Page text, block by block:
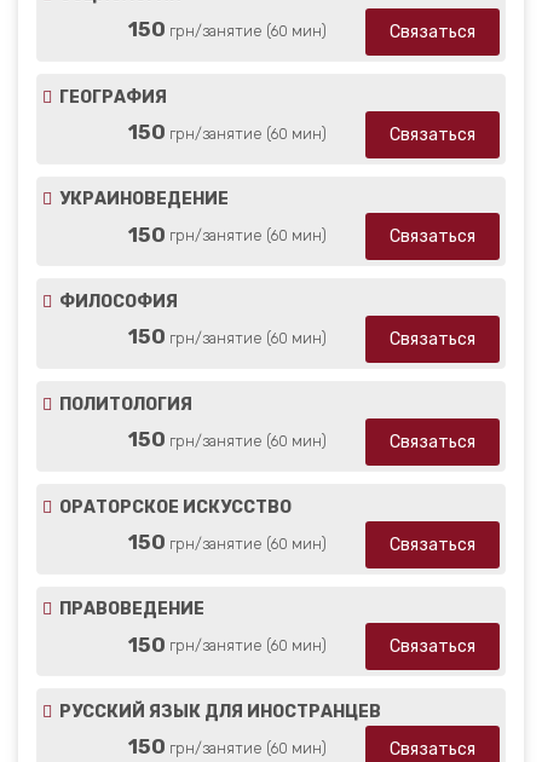
Репетитор русского языка для иностранцев Валерия А
150 грн/занятие (60 мин) Связаться
ГЕОГРАФИЯ
150 грн/занятие (60 мин) Связаться
УКРАИНОВЕДЕНИЕ
150 грн/занятие (60 мин) Связаться
ФИЛОСОФИЯ
150 грн/занятие (60 мин) Связаться
ПОЛИТОЛОГИЯ
150 грн/занятие (60 мин) Связаться
ОРАТОРСКОЕ ИСКУССТВО
150 грн/занятие (60 мин) Связаться
ПРАВОВЕДЕНИЕ
150 грн/занятие (60 мин) Связаться
РУССКИЙ ЯЗЫК ДЛЯ ИНОСТРАНЦЕВ
150 грн/занятие (60 мин) Связаться